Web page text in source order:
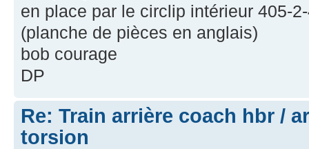
en place par le circlip intérieur 405-
(planche de pièces en anglais)
bob courage
DP
Re: Train arrière coach hbr /
torsion